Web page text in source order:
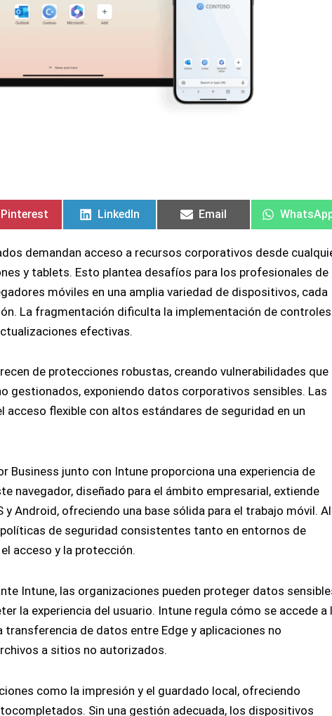
en
Pinterest
en
LinkedIn
en
Email
en
demandan acceso a recursos corporativos desde
y tablets. Esto plantea desafíos para los profesionales de
móviles en una amplia variedad de dispositivos, cada
La fragmentación dificulta la implementación de controles
efectivas.
de protecciones robustas, creando vulnerabilidades que
gestionados, exponiendo datos corporativos sensibles. Las
acceso flexible con altos estándares de seguridad en un
Business junto con Intune proporciona una experiencia de
navegador, diseñado para el ámbito empresarial, extiende
Android, ofreciendo una base sólida para el trabajo móvil. Al
de seguridad consistentes tanto en entornos de
acceso y la protección.
Intune, las organizaciones pueden proteger datos
la experiencia del usuario. Intune regula cómo se accede a
de datos entre Edge y aplicaciones no
a sitios no autorizados.
como la impresión y el guardado local, ofreciendo
Sin una gestión adecuada, los dispositivos
en
en
en
en